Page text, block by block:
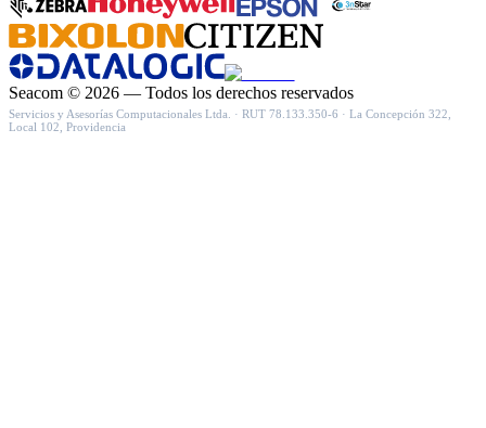
Seacom © 2026 — Todos los derechos reservados
Servicios y Asesorías Computacionales Ltda. · RUT 78.133.350-6 · La Concepción 322,
Local 102, Providencia